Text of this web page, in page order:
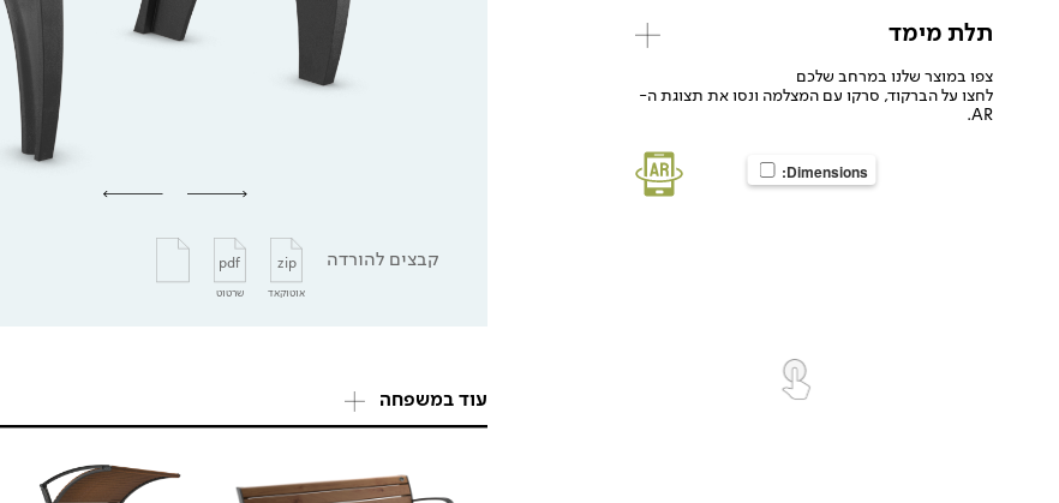
תלת מימד
צפו במוצר שלנו במרחב שלכם
לחצו על הברקוד, סרקו עם המצלמה ונסו את תצוגת ה-
AR.
Dimensions:
קבצים להורדה zip
אוטוקאד
pdf
שרטוט
עוד במשפחה